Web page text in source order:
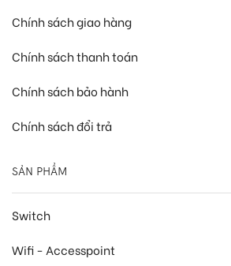
Chính sách giao hàng
Chính sách thanh toán
Chính sách bảo hành
Chính sách đổi trả
SẢN PHẨM
Switch
Wifi - Accesspoint